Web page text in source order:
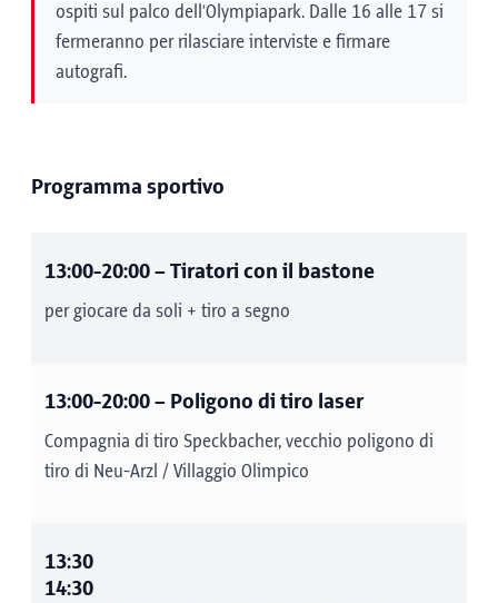
ospiti sul palco dell’Olympiapark. Dalle 16 alle 17 si
fermeranno per rilasciare interviste e firmare
autografi.
Programma sportivo
13:00-20:00– Tiratori con il bastone
per giocare da soli + tiro a segno
13:00-20:00– Poligono di tiro laser
Compagnia di tiro Speckbacher, vecchio poligono di
tiro di Neu-Arzl / Villaggio Olimpico
13:30
14:30